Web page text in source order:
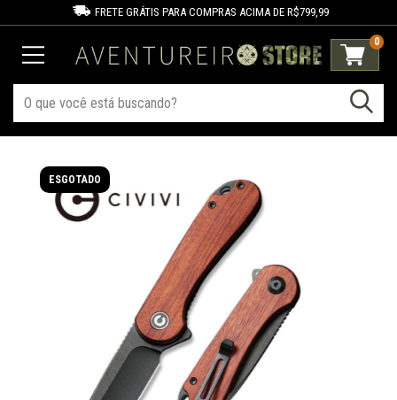
FRETE GRÁTIS PARA COMPRAS ACIMA DE R$799,99
0
ESGOTADO